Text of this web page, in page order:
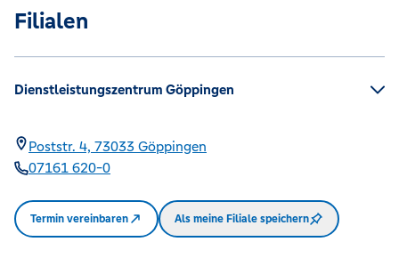
Filialen
Dienstleistungszentrum Göppingen
Poststr. 4, 73033 Göppingen
07161 620-0
Termin vereinbaren Als meine Filiale speichern